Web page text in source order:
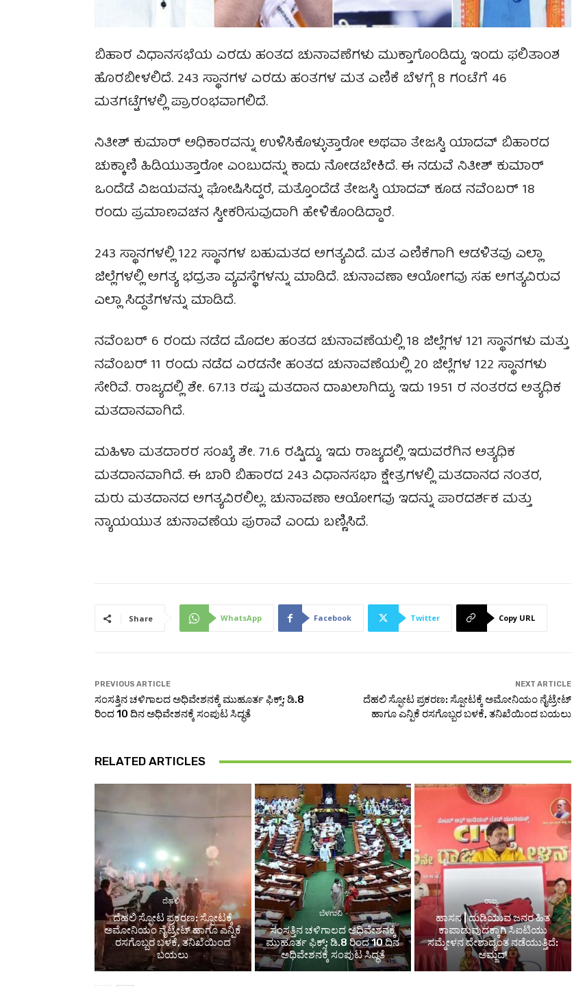
ಬಿಹಾರ ವಿಧಾನಸಭೆಯ ಎರಡು ಹಂತದ ಚುನಾವಣೆಗಳು ಮುಕ್ತಾಗೊಂಡಿದ್ದು, ಇಂದು ಫಲಿತಾಂಶ
ಹೊರಬೀಳಲಿದೆ. 243 ಸ್ಥಾನಗಳ ಎರಡು ಹಂತಗಳ ಮತ ಎಣಿಕೆ ಬೆಳಗ್ಗೆ 8 ಗಂಟೆಗೆ 46
ಮತಗಟ್ಟೆಗಳಲ್ಲಿ ಪ್ರಾರಂಭವಾಗಲಿದೆ.
ನಿತೀಶ್ ಕುಮಾರ್ ಅಧಿಕಾರವನ್ನು ಉಳಿಸಿಕೊಳ್ಳುತ್ತಾರೋ ಅಥವಾ ತೇಜಸ್ವಿ ಯಾದವ್ ಬಿಹಾರದ
ಚುಕ್ಕಾಣಿ ಹಿಡಿಯುತ್ತಾರೋ ಎಂಬುದನ್ನು ಕಾದು ನೋಡಬೇಕಿದೆ. ಈ ನಡುವೆ ನಿತೀಶ್ ಕುಮಾರ್
ಒಂದೆಡೆ ವಿಜಯವನ್ನು ಘೋಷಿಸಿದ್ದರೆ, ಮತ್ತೊಂದೆಡೆ ತೇಜಸ್ವಿ ಯಾದವ್ ಕೂಡ ನವೆಂಬರ್ 18
ರಂದು ಪ್ರಮಾಣವಚನ ಸ್ವೀಕರಿಸುವುದಾಗಿ ಹೇಳಿಕೊಂಡಿದ್ದಾರೆ.
243 ಸ್ಥಾನಗಳಲ್ಲಿ 122 ಸ್ಥಾನಗಳ ಬಹುಮತದ ಅಗತ್ಯವಿದೆ. ಮತ ಎಣಿಕೆಗಾಗಿ ಆಡಳಿತವು ಎಲ್ಲಾ
ಜಿಲ್ಲೆಗಳಲ್ಲಿ ಅಗತ್ಯ ಭದ್ರತಾ ವ್ಯವಸ್ಥೆಗಳನ್ನು ಮಾಡಿದೆ. ಚುನಾವಣಾ ಆಯೋಗವು ಸಹ ಅಗತ್ಯವಿರುವ
ಎಲ್ಲಾ ಸಿದ್ಧತೆಗಳನ್ನು ಮಾಡಿದೆ.
ನವೆಂಬರ್ 6 ರಂದು ನಡೆದ ಮೊದಲ ಹಂತದ ಚುನಾವಣೆಯಲ್ಲಿ 18 ಜಿಲ್ಲೆಗಳ 121 ಸ್ಥಾನಗಳು ಮತ್ತು
ನವೆಂಬರ್ 11 ರಂದು ನಡೆದ ಎರಡನೇ ಹಂತದ ಚುನಾವಣೆಯಲ್ಲಿ 20 ಜಿಲ್ಲೆಗಳ 122 ಸ್ಥಾನಗಳು
ಸೇರಿವೆ. ರಾಜ್ಯದಲ್ಲಿ ಶೇ. 67.13 ರಷ್ಟು ಮತದಾನ ದಾಖಲಾಗಿದ್ದು, ಇದು 1951 ರ ನಂತರದ ಅತ್ಯಧಿಕ
ಮತದಾನವಾಗಿದೆ.
ಮಹಿಳಾ ಮತದಾರರ ಸಂಖ್ಯೆ ಶೇ. 71.6 ರಷ್ಟಿದ್ದು, ಇದು ರಾಜ್ಯದಲ್ಲಿ ಇದುವರೆಗಿನ ಅತ್ಯಧಿಕ
ಮತದಾನವಾಗಿದೆ. ಈ ಬಾರಿ ಬಿಹಾರದ 243 ವಿಧಾನಸಭಾ ಕ್ಷೇತ್ರಗಳಲ್ಲಿ ಮತದಾನದ ನಂತರ,
ಮರು ಮತದಾನದ ಅಗತ್ಯವಿರಲಿಲ್ಲ. ಚುನಾವಣಾ ಆಯೋಗವು ಇದನ್ನು ಪಾರದರ್ಶಕ ಮತ್ತು
ನ್ಯಾಯಯುತ ಚುನಾವಣೆಯ ಪುರಾವೆ ಎಂದು ಬಣ್ಣಿಸಿದೆ.
Share WhatsApp Facebook Twitter Copy URL
PREVIOUS ARTICLE
ಸಂಸತ್ತಿನ ಚಳಿಗಾಲದ ಅಧಿವೇಶನಕ್ಕೆ ಮುಹೂರ್ತ ಫಿಕ್ಸ್; ಡಿ.8
ರಿಂದ 10 ದಿನ ಅಧಿವೇಶನಕ್ಕೆ ಸಂಪುಟ ಸಿದ್ಧತೆ
NEXT ARTICLE
ದೆಹಲಿ ಸ್ಫೋಟ ಪ್ರಕರಣ: ಸ್ಪೋಟಕ್ಕೆ ಅಮೋನಿಯಂ ನೈಟ್ರೇಟ್
ಹಾಗೂ ಎನ್ಪಿಕೆ ರಸಗೊಬ್ಬರ ಬಳಕೆ, ತನಿಖೆಯಿಂದ ಬಯಲು
RELATED ARTICLES
ದೆಹಲಿ
ದೆಹಲಿ ಸ್ಫೋಟ ಪ್ರಕರಣ: ಸ್ಪೋಟಕ್ಕೆ
ಅಮೋನಿಯಂ ನೈಟ್ರೇಟ್ ಹಾಗೂ ಎನ್ಪಿಕೆ
ರಸಗೊಬ್ಬರ ಬಳಕೆ, ತನಿಖೆಯಿಂದ
ಬಯಲು
ಬೆಳಗಾವಿ
ಸಂಸತ್ತಿನ ಚಳಿಗಾಲದ ಅಧಿವೇಶನಕ್ಕೆ
ಮುಹೂರ್ತ ಫಿಕ್ಸ್; ಡಿ.8 ರಿಂದ 10 ದಿನ
ಅಧಿವೇಶನಕ್ಕೆ ಸಂಪುಟ ಸಿದ್ಧತೆ
ರಾಜ್ಯ
ಹಾಸನ | ದುಡಿಯುವ ಜನರ ಹಿತ
ಕಾಪಾಡುವುದಕ್ಕಾಗಿ ಸಿಐಟಿಯು
ಸಮ್ಮೇಳನ ದೇಶಾದ್ಯಂತ ನಡೆಯುತ್ತಿದೆ:
ಅಮ್ಜದ್‌